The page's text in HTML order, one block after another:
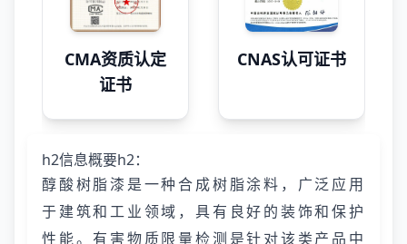
CMA资质认定
证书
CNAS认可证书
h2信息概要h2：
醇酸树脂漆是一种合成树脂涂料，广泛应用
于建筑和工业领域，具有良好的装饰和保护
性能。有害物质限量检测是针对该类产品中